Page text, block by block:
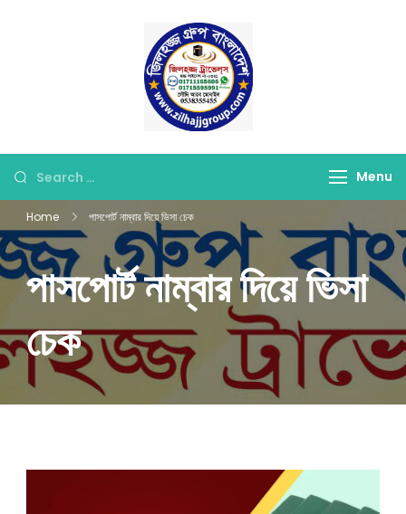
Looking
for
Something?
Menu
Home পাসপোর্ট নাম্বার দিয়ে ভিসা চেক
পাসপোর্ট নাম্বার দিয়ে ভিসা
চেক